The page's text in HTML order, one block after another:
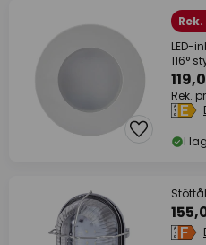
LED-
116°
Rek.
I